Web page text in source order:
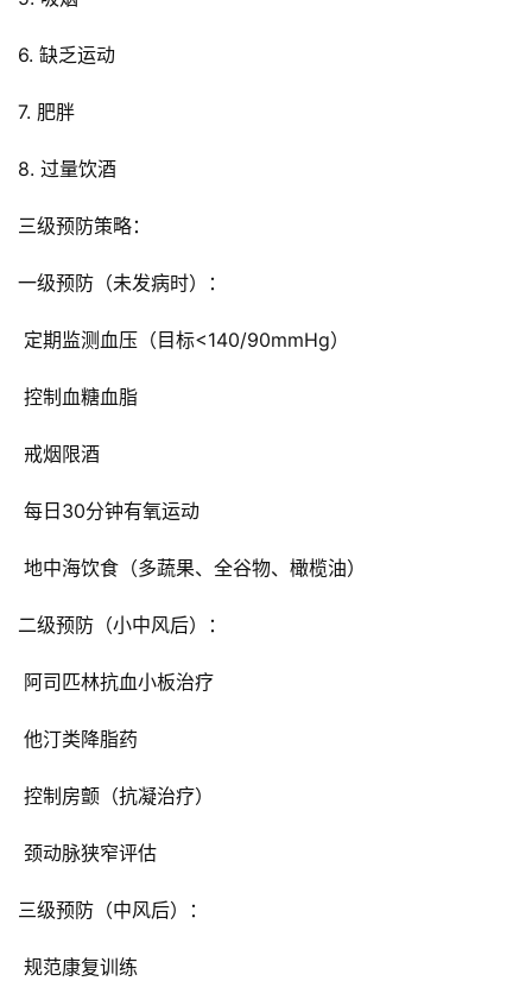
普
心
中
名
见
医
健
姓
健
生
系
们
6. 缺乏运动
7. 肥胖
8. 过量饮酒
三级预防策略：
一级预防（未发病时）：
定期监测血压（目标<140/90mmHg）
控制血糖血脂
戒烟限酒
每日30分钟有氧运动
地中海饮食（多蔬果、全谷物、橄榄油）
二级预防（小中风后）：
阿司匹林抗血小板治疗
他汀类降脂药
控制房颤（抗凝治疗）
颈动脉狭窄评估
三级预防（中风后）：
规范康复训练